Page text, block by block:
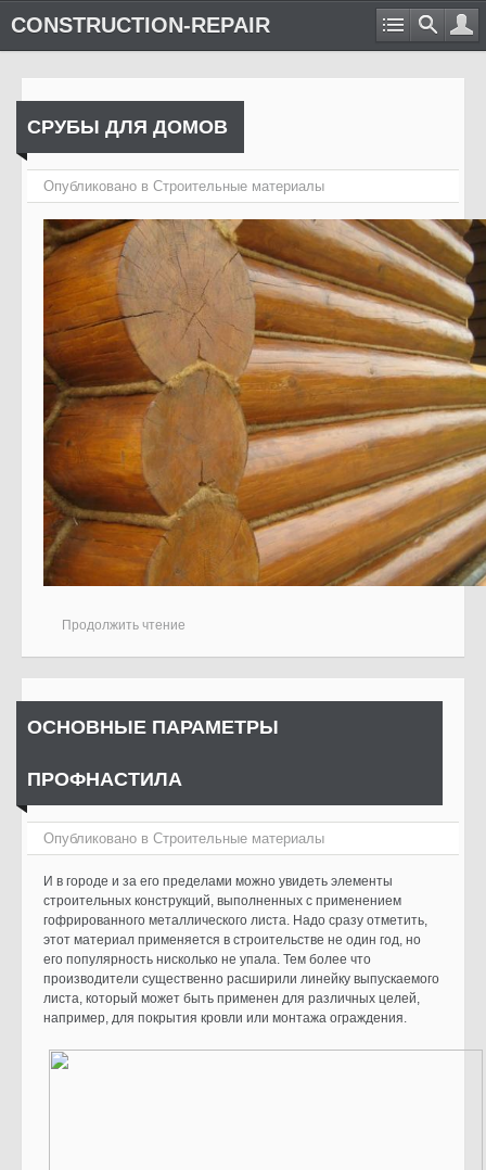
CONSTRUCTION-REPAIR
СРУБЫ ДЛЯ ДОМОВ
Опубликовано в Cтроительные материалы
Продолжить чтение
ОСНОВНЫЕ ПАРАМЕТРЫ
ПРОФНАСТИЛА
Опубликовано в Cтроительные материалы
И в городе и за его пределами можно увидеть элементы
строительных конструкций, выполненных с применением
гофрированного металлического листа. Надо сразу отметить,
этот материал применяется в строительстве не один год, но
его популярность нисколько не упала. Тем более что
производители существенно расширили линейку выпускаемого
листа, который может быть применен для различных целей,
например, для покрытия кровли или монтажа ограждения.